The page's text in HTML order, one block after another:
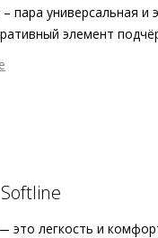
пара универсальная и
элемент
гармонично
и скошенный
образ, а лаконичный
пряжкой заботятся
кремовые лодочки
текстурной кожи в
и
это легкость и